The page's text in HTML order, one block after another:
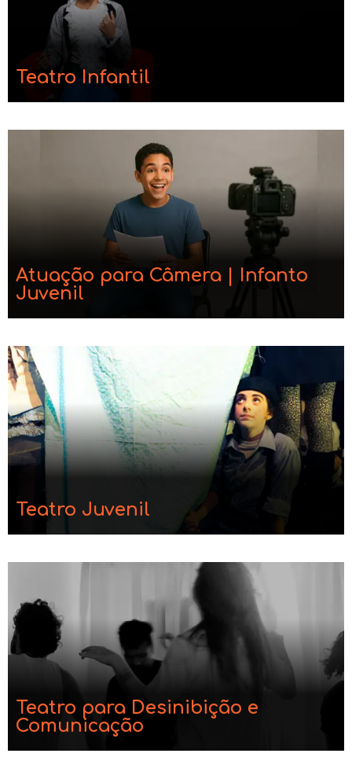
Teatro Infantil
Atuação para Câmera | Infanto
Juvenil
Teatro Juvenil
Teatro para Desinibição e
Comunicação